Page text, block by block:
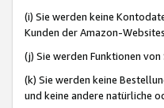
(i) Sie werden keine
Kunden der Amazon-
(j) Sie werden Funktionen
(k) Sie werden keine
und keine andere natürliche